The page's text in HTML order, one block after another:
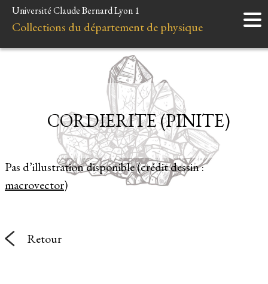
Accueil
Instruments
Liens et ressources
Université Claude Bernard Lyon 1
Collections du département de physique
Pas d’illustration disponible (crédit dessin :
macrovector)
CORDIERITE (PINITE)
Retour